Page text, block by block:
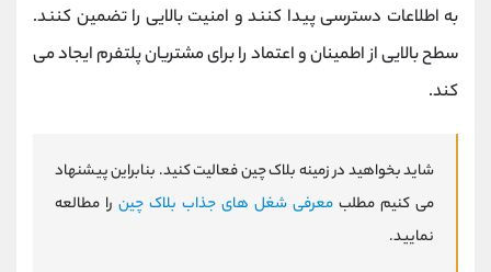
به اطلاعات دسترسی پیدا کنند و امنیت بالایی را تضمین کنند.
سطح بالایی از اطمینان و اعتماد را برای مشتریان پلتفرم ایجاد می
کند.
شاید بخواهید در زمینه بلاک چین فعالیت کنید. بنابراین پیشنهاد
می کنیم مطلب معرفی شغل های جذاب بلاک چین را مطالعه
نمایید.